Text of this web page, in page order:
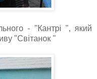
- "Кантрі ", який
"Світанок "